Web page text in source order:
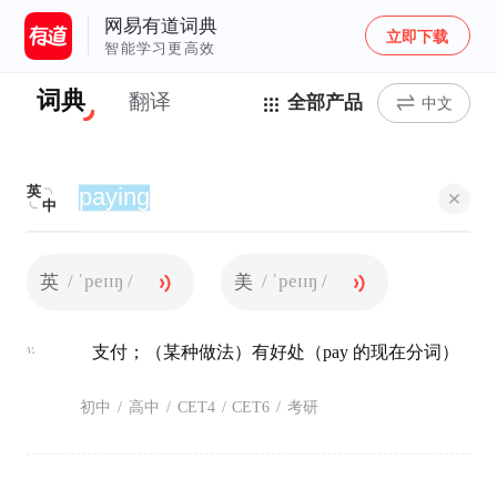
网易有道词典
智能学习更高效
立即下载
词典 翻译 全部产品 中文
英
中
英 / ˈpeɪɪŋ / 美 / ˈpeɪɪŋ /
v. 支付；（某种做法）有好处（pay 的现在分词）
初中 / 高中 / CET4 / CET6 / 考研